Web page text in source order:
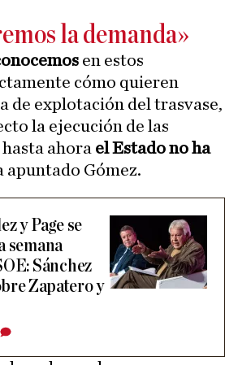
la demanda»
en estos
cómo quieren
de explotación del trasvase,
la ejecución de las
ahora el Estado no ha
apuntado Gómez.
y Page se
semana
Sánchez
Zapatero y